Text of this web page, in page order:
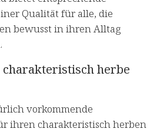
Qualität für alle, die
bewusst in ihren Alltag
herbe
vorkommende
ihren charakteristisch herben